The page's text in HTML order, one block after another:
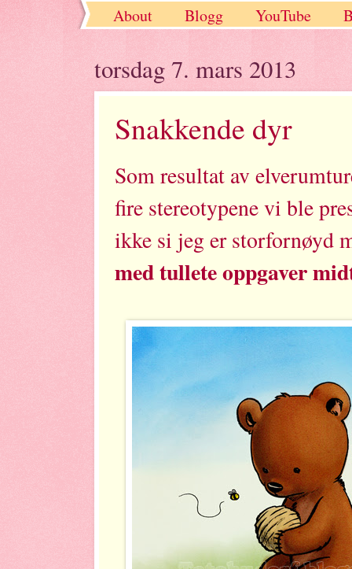
About Blogg YouTube
torsdag 7. mars 2013
Snakkende dyr
Som resultat av
fire stereotypene vi ble
ikke si jeg er storfornøyd
med tullete oppgaver